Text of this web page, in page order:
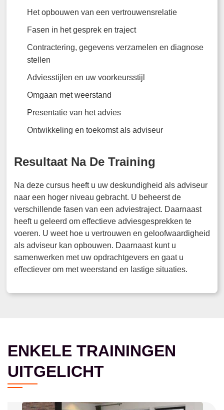
Het opbouwen van een vertrouwensrelatie
Fasen in het gesprek en traject
Contractering, gegevens verzamelen en diagnose
stellen
Adviesstijlen en uw voorkeursstijl
Omgaan met weerstand
Presentatie van het advies
Ontwikkeling en toekomst als adviseur
Resultaat Na De Training
Na deze cursus heeft u uw deskundigheid als adviseur
naar een hoger niveau gebracht. U beheerst de
verschillende fasen van een adviestraject. Daarnaast
heeft u geleerd om effectieve adviesgesprekken te
voeren. U weet hoe u vertrouwen en geloofwaardigheid
als adviseur kan opbouwen. Daarnaast kunt u
samenwerken met uw opdrachtgevers en gaat u
effectiever om met weerstand en lastige situaties.
ENKELE TRAININGEN
UITGELICHT